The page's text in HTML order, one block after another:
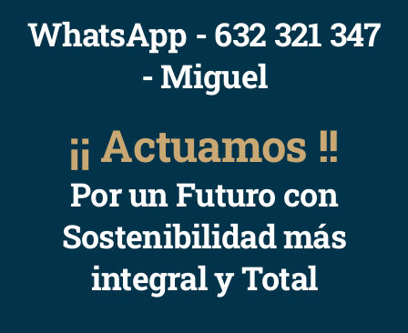
WhatsApp - 632 321 347
- Miguel
¡¡ Actuamos !!
Por un Futuro con
Sostenibilidad más
integral y Total